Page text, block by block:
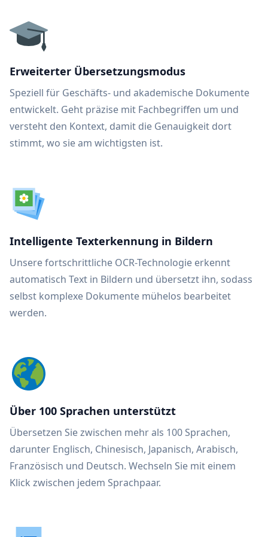
Erweiterter Übersetzungsmodus
Speziell für Geschäfts- und akademische Dokumente
entwickelt. Geht präzise mit Fachbegriffen um und
versteht den Kontext, damit die Genauigkeit dort
stimmt, wo sie am wichtigsten ist.
Intelligente Texterkennung in Bildern
Unsere fortschrittliche OCR-Technologie erkennt
automatisch Text in Bildern und übersetzt ihn, sodass
selbst komplexe Dokumente mühelos bearbeitet
werden.
Über 100 Sprachen unterstützt
Übersetzen Sie zwischen mehr als 100 Sprachen,
darunter Englisch, Chinesisch, Japanisch, Arabisch,
Französisch und Deutsch. Wechseln Sie mit einem
Klick zwischen jedem Sprachpaar.